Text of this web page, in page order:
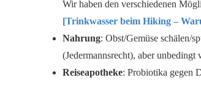
Wir haben den verschiedenen
[Trinkwasser beim Hiking –
Nahrung: Obst/Gemüse schälen/
(Jedermannsrecht), aber unbedingt
Reiseapotheke: Probiotika gegen